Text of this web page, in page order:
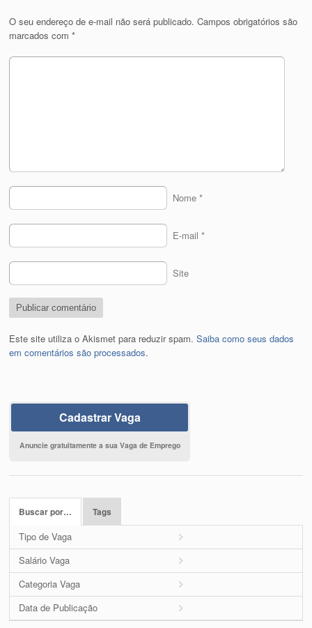
O seu endereço de e-mail não será publicado. Campos obrigatórios são
marcados com*
Nome *
E-mail *
Site
Este site utiliza o Akismet para reduzir spam.Saiba como seus dados
em comentários são processados.
Cadastrar Vaga
Anuncie gratuitamente a sua Vaga de Emprego
Buscar por… Tags
Tipo de Vaga
Salário Vaga
Categoria Vaga
Data de Publicação